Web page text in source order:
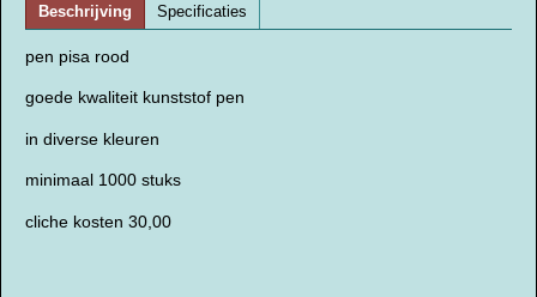
Beschrijving Specificaties
pen pisa rood
goede kwaliteit kunststof pen
in diverse kleuren
minimaal 1000 stuks
cliche kosten 30,00